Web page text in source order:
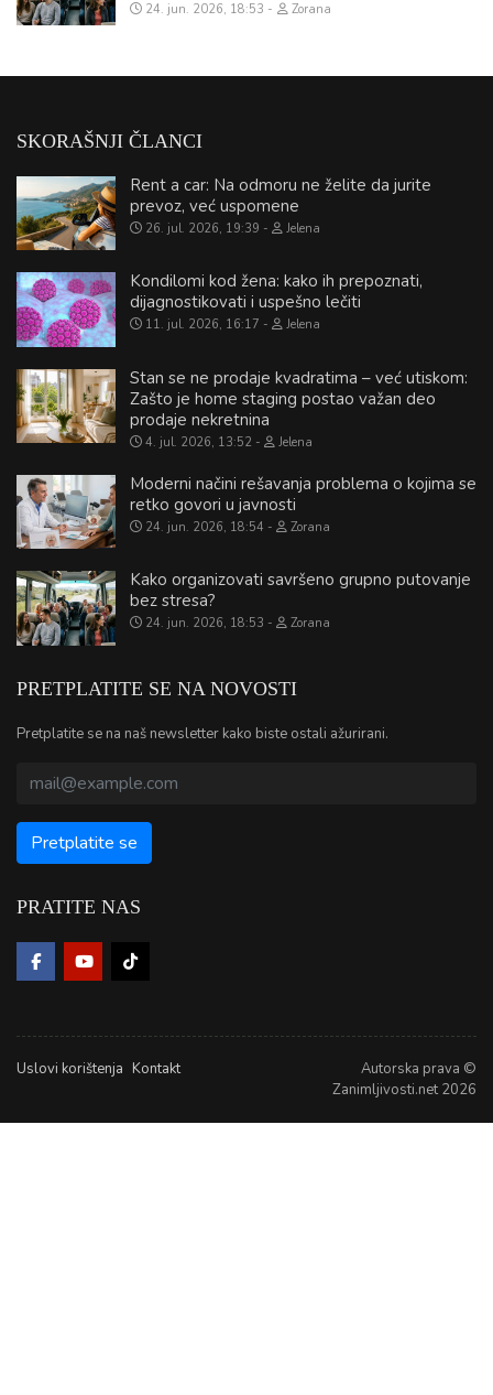
24. jun. 2026, 18:53 Zorana
SKORAŠNJI ČLANCI
Rent a car: Na odmoru ne želite da jurite
prevoz, već uspomene
26. jul. 2026, 19:39 Jelena
Kondilomi kod žena: kako ih prepoznati,
dijagnostikovati i uspešno lečiti
11. jul. 2026, 16:17 Jelena
Stan se ne prodaje kvadratima – već utiskom:
Zašto je home staging postao važan deo
prodaje nekretnina
4. jul. 2026, 13:52 Jelena
Moderni načini rešavanja problema o kojima se
retko govori u javnosti
24. jun. 2026, 18:54 Zorana
Kako organizovati savršeno grupno putovanje
bez stresa?
24. jun. 2026, 18:53 Zorana
PRETPLATITE SE NA NOVOSTI
Pretplatite se na naš newsletter kako biste ostali ažurirani.
PRATITE NAS
Uslovi korištenja Kontakt
Autorska prava ©
Zanimljivosti.net 2026